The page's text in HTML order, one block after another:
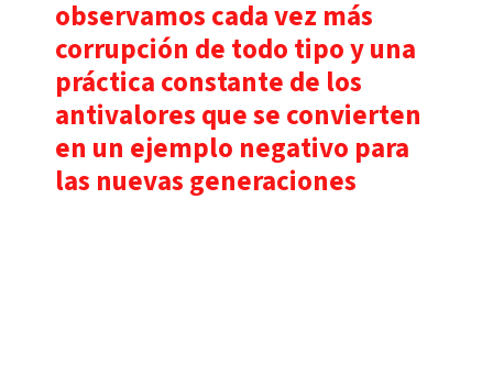
observamos cada vez más
corrupción de todo tipo y una
práctica constante de los
antivalores que se convierten
en un ejemplo negativo para
las nuevas generaciones